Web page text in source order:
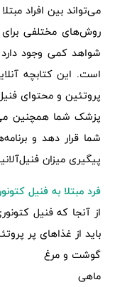
می‌تواند بین افراد
روش‌های مختلفی برای
شواهد کمی وجود
است. این کتابچه
پروتئین و محتوای
پزشک شما همچنین
شما قرار دهد و
پیگیری میزان
فرد مبتلا به فنیل
باید از غذاهای پر
گوشت و مرغ
ماهی